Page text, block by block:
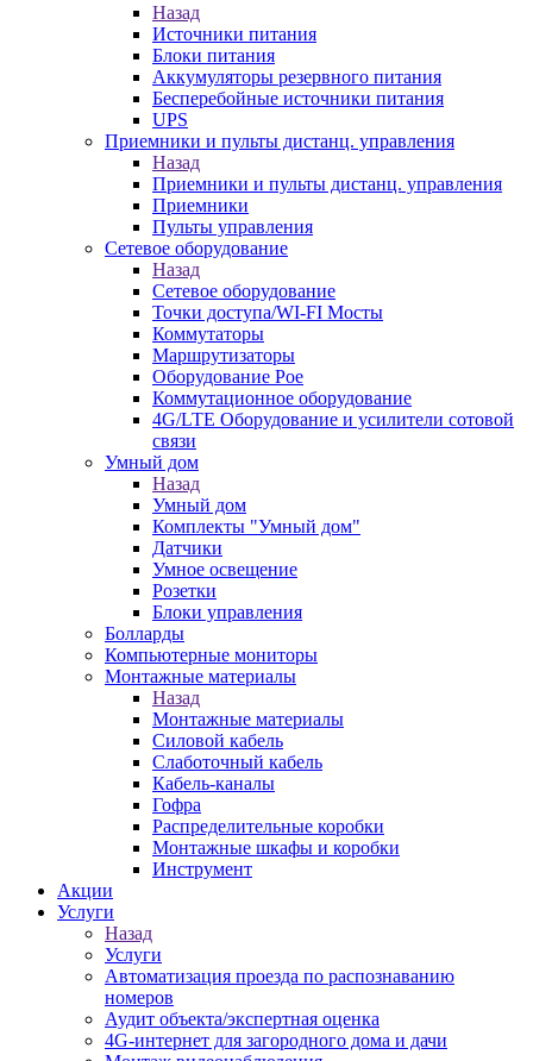
Назад
Источники питания
Блоки питания
Аккумуляторы резервного питания
Бесперебойные источники питания
UPS
Приемники и пульты дистанц. управления
Назад
Приемники и пульты дистанц. управления
Приемники
Пульты управления
Сетевое оборудование
Назад
Сетевое оборудование
Точки доступа/WI-FI Мосты
Коммутаторы
Маршрутизаторы
Оборудование Poe
Коммутационное оборудование
4G/LTE Оборудование и усилители сотовой
связи
Умный дом
Назад
Умный дом
Комплекты "Умный дом"
Датчики
Умное освещение
Розетки
Блоки управления
Болларды
Компьютерные мониторы
Монтажные материалы
Назад
Монтажные материалы
Силовой кабель
Слаботочный кабель
Кабель-каналы
Гофра
Распределительные коробки
Монтажные шкафы и коробки
Инструмент
Акции
Услуги
Назад
Услуги
Автоматизация проезда по распознаванию
номеров
Аудит объекта/экспертная оценка
4G-интернет для загородного дома и дачи